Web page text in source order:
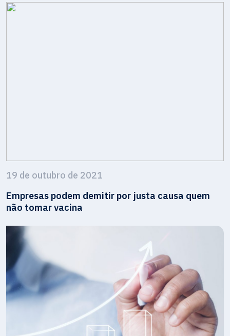
19 de outubro de 2021
Empresas podem demitir por justa causa quem
não tomar vacina